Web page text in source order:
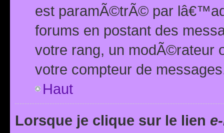
est paramÃ©trÃ© par
forums en postant des
votre rang, un modÃ©rateur
votre compteur de
Haut
Lorsque je clique sur le lien